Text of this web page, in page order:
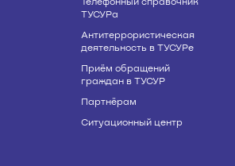
ТУСУРа
Антитеррористическая
деятельность в ТУСУРе
Приём обращений
граждан в ТУСУР
Партнёрам
Ситуационный центр